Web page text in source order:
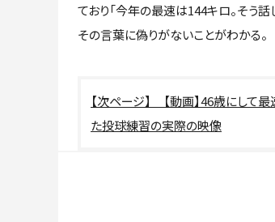
ており「今年の最速は144キロ。そう話
その言葉に偽りがないことがわかる。
【動画】46歳にして
た投球練習の実際の映像